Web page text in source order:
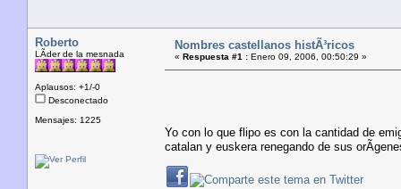
Roberto
LÃ­der de la mesnada
Aplausos: +1/-0
Desconectado
Mensajes: 1225
Nombres castellanos histÃ³ricos
« Respuesta #1 : Enero 09, 2006, 00:50:29 »
Yo con lo que flipo es con la cantidad de
catalan y euskera renegando de sus